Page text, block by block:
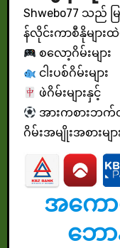
Shwebo77 သည်
န်လိုင်းကာစီနိုများထဲ
စလော့ဂိမ်းများ
ငါးပစ်ဂိမ်းများ
ဖဲဂိမ်းများနှင့်
အားကစားဘက်
ဂိမ်းအမျိုးအစားမျ
အကော
ဘော